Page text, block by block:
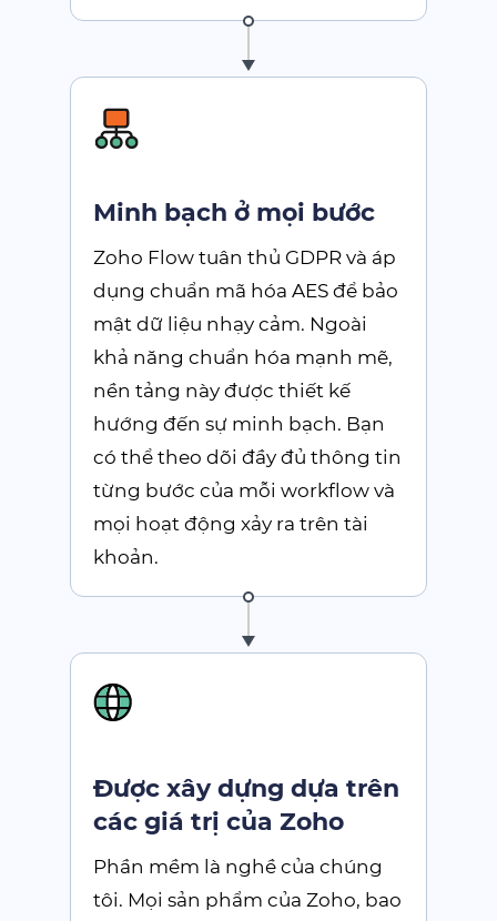
Minh bạch ở mọi bước
Zoho Flowtuân thủ GDPR và áp
dụng chuẩn mã hóa AES để bảo
mật dữ liệu nhạy cảm. Ngoài
khả năng chuẩn hóa mạnh mẽ,
nền tảng này được thiết kế
hướng đến sự minh bạch. Bạn
có thể theo dõi đầy đủ thông tin
từng bước của mỗi workflow và
mọi hoạt động xảy ra trên tài
khoản.
Được xây dựng dựa trên
các giá trị của Zoho
Phần mềm là nghề của chúng
tôi. Mọi sản phẩm của Zoho, bao